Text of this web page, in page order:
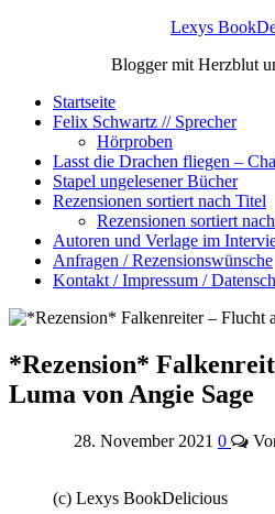
Lexys
Blogger mit Herzblut
Startseite
Felix Schwartz // Sprecher
Hörproben
Lasst die Drachen fliegen –
Stapel ungelesener Bücher
Rezensionen sortiert nach Titel
Rezensionen sortiert
Autoren und Verlage im
Anfragen / Rezensionswünsche
Kontakt / Impressum /
*Rezension*
Luma von Angie Sage
28. November 2021 0
(c) Lexys BookDelicious